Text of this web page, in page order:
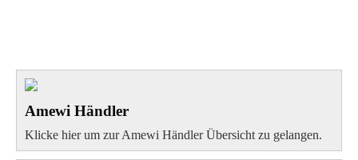
Amewi Händler
Klicke hier um zur Amewi Händler Übersicht zu gelangen.